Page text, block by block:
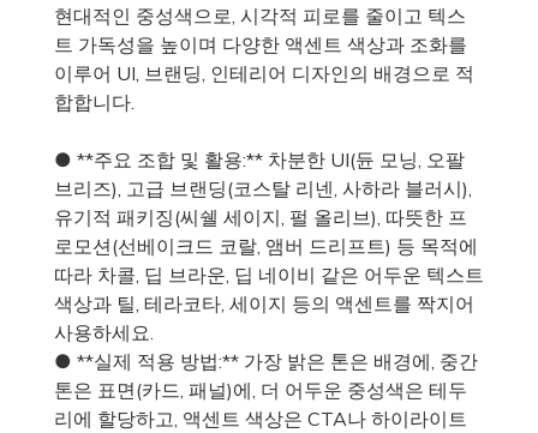
현대적인 중성색으로, 시각적 피로를 줄이고 텍스
트 가독성을 높이며 다양한 액센트 색상과 조화를
이루어 UI, 브랜딩, 인테리어 디자인의 배경으로 적
합합니다.
● **주요 조합 및 활용:** 차분한 UI(듄 모닝, 오팔
브리즈), 고급 브랜딩(코스탈 리넨, 사하라 블러시),
유기적 패키징(씨쉘 세이지, 펄 올리브), 따뜻한 프
로모션(선베이크드 코랄, 앰버 드리프트) 등 목적에
따라 차콜, 딥 브라운, 딥 네이비 같은 어두운 텍스트
색상과 틸, 테라코타, 세이지 등의 액센트를 짝지어
사용하세요.
● **실제 적용 방법:** 가장 밝은 톤은 배경에, 중간
톤은 표면(카드, 패널)에, 더 어두운 중성색은 테두
리에 할당하고, 액센트 색상은 CTA나 하이라이트